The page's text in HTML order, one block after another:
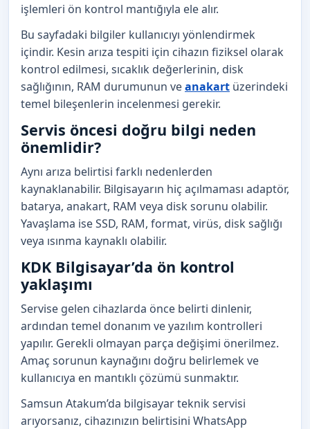
işlemleri ön kontrol mantığıyla ele alır.
Bu sayfadaki bilgiler kullanıcıyı yönlendirmek
içindir. Kesin arıza tespiti için cihazın fiziksel olarak
kontrol edilmesi, sıcaklık değerlerinin, disk
sağlığının, RAM durumunun veanakart üzerindeki
temel bileşenlerin incelenmesi gerekir.
Servis öncesi doğru bilgi neden
önemlidir?
Aynı arıza belirtisi farklı nedenlerden
kaynaklanabilir. Bilgisayarın hiç açılmaması adaptör,
batarya, anakart, RAM veya disk sorunu olabilir.
Yavaşlama ise SSD, RAM, format, virüs, disk sağlığı
veya ısınma kaynaklı olabilir.
KDK Bilgisayar’da ön kontrol
yaklaşımı
Servise gelen cihazlarda önce belirti dinlenir,
ardından temel donanım ve yazılım kontrolleri
yapılır. Gerekli olmayan parça değişimi önerilmez.
Amaç sorunun kaynağını doğru belirlemek ve
kullanıcıya en mantıklı çözümü sunmaktır.
Samsun Atakum’da bilgisayar teknik servisi
arıyorsanız, cihazınızın belirtisini WhatsApp